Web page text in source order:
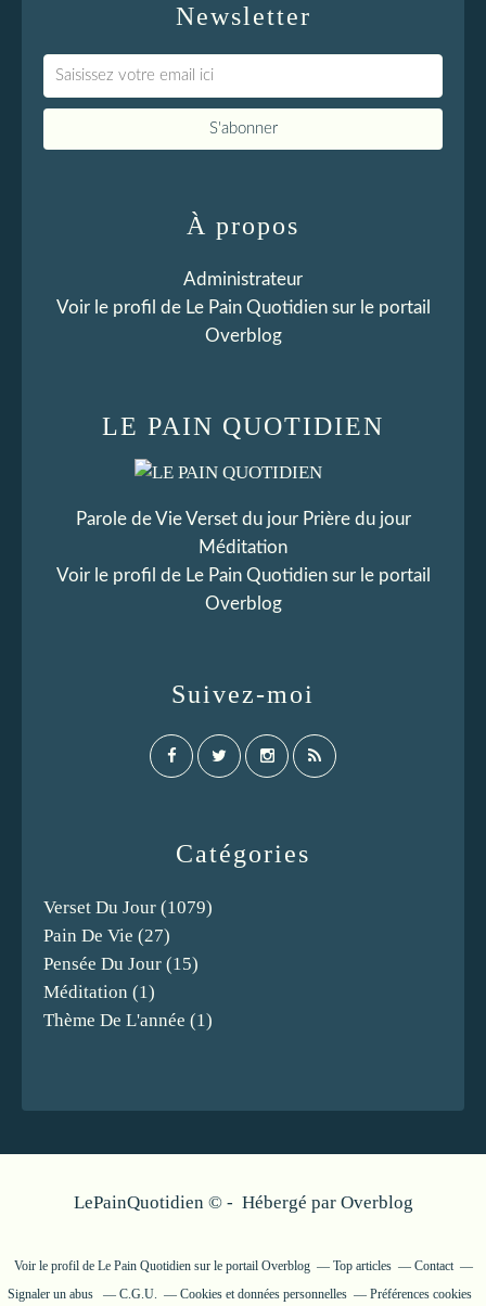
Newsletter
Catégories
Verset Du Jour (1079)
Pain De Vie (27)
Pensée Du Jour (15)
Méditation (1)
Thème De L'année (1)
LE PAIN QUOTIDIEN
Parole de Vie Verset du jour Prière du jour
Méditation
Voir le profil de Le Pain Quotidiensur le portail
Overblog
Suivez-moi
À propos
Administrateur
Voir le profil de Le Pain Quotidiensur le portail
Overblog
LePainQuotidien © - Hébergé par Overblog
Voir le profil de Le Pain Quotidiensur le portail Overblog Top articles
Contact
Signaler un abus
C.G.U. Cookies et données personnelles Préférences cookies